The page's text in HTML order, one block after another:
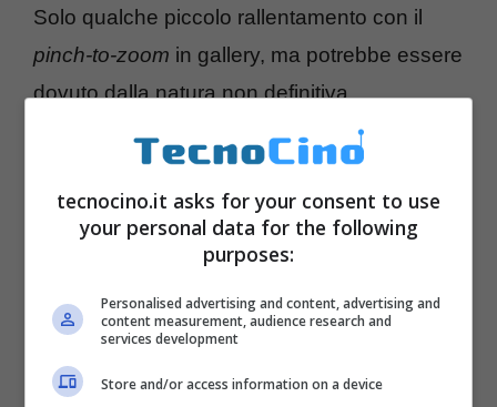
Solo qualche piccolo rallentamento con il
pinch-to-zoom in gallery, ma potrebbe essere
dovuto dalla natura non definitiva
Anche in questo caso ilmodello da 8 pollici
sembra mostrare la giusta dimensioneper
lo standincluso e la possibilità di collegare
premesse ci sono. In attesa di una prova più
tecnocino.it asks for your consent to use
your personal data for the following
purposes:
Personalised advertising and content, advertising and
content measurement, audience research and
services development
Store and/or access information on a device